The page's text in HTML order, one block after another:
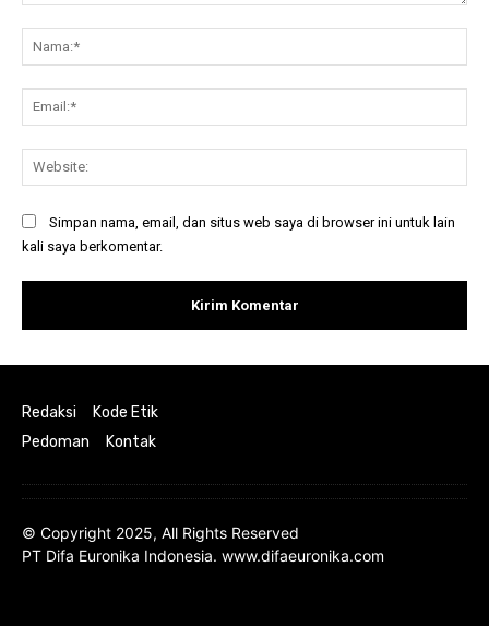
Simpan nama, email, dan situs web saya di browser ini untuk lain
kali saya berkomentar.
Redaksi
Kode Etik
Pedoman
Kontak
© Copyright 2025, All Rights Reserved
PT Difa Euronika Indonesia. www.difaeuronika.com